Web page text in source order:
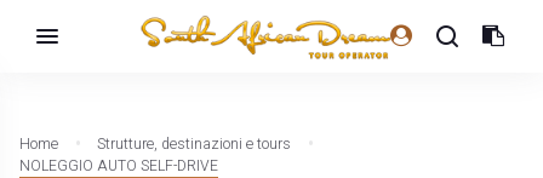
Home
Strutture, destinazioni e tours
NOLEGGIO AUTO SELF-DRIVE